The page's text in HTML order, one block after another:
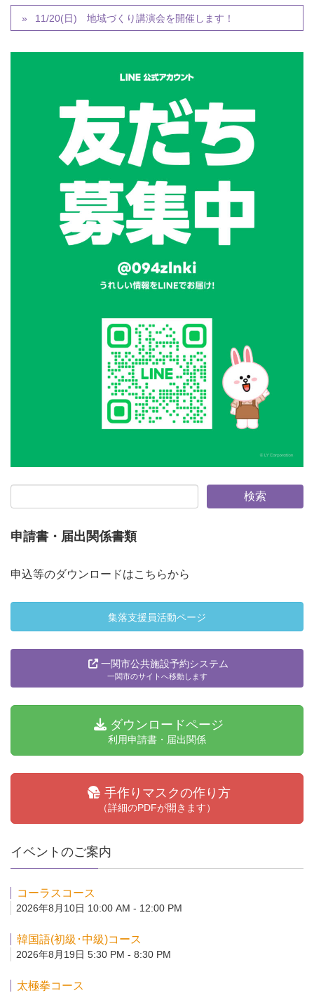
11/20(日) 地域づくり講演会を開催します！
申請書・届出関係書類
申込等のダウンロードはこちらから
集落支援員活動ページ
一関市公共施設予約システム
一関市のサイトへ移動します
ダウンロードページ
利用申請書・届出関係
手作りマスクの作り方
（詳細のPDFが開きます）
イベントのご案内
コーラスコース
2026年8月10日 10:00 AM - 12:00 PM
韓国語(初級･中級)コース
2026年8月19日 5:30 PM - 8:30 PM
太極拳コース